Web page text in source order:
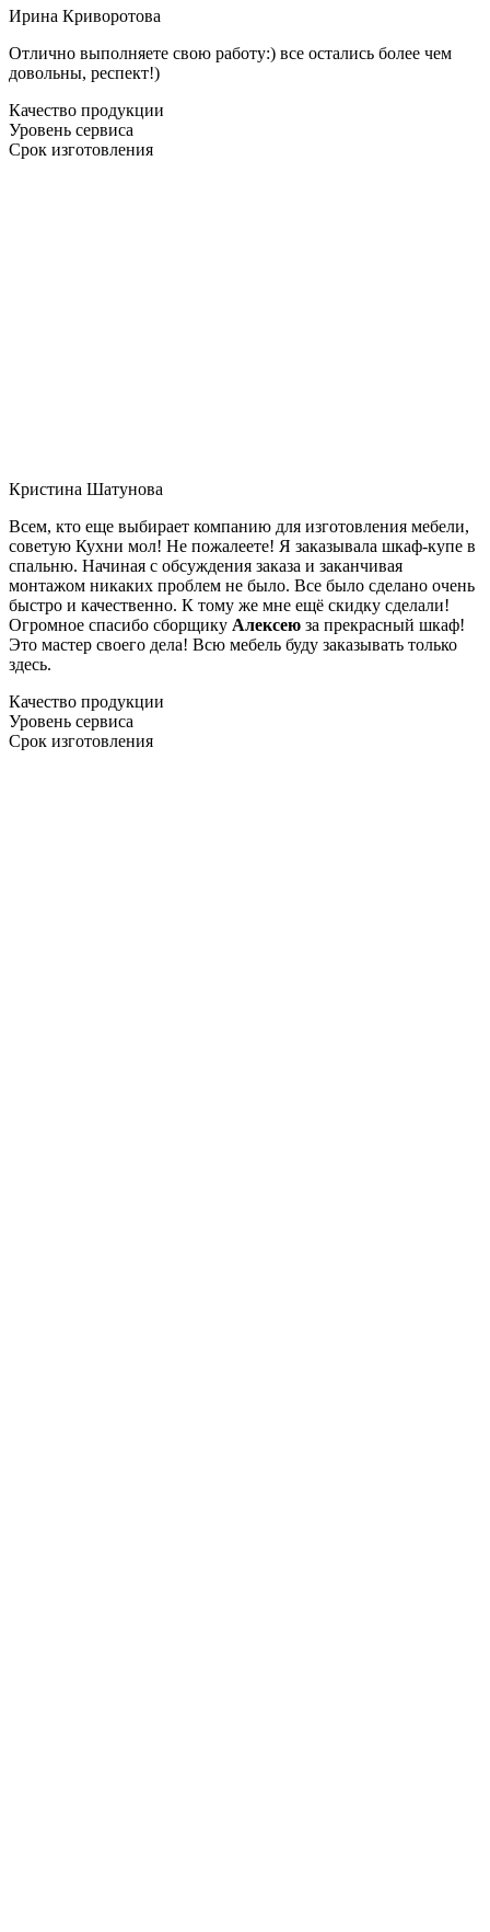
Ирина Криворотова
Отлично выполняете свою работу:) все остались более чем
довольны, респект!)
Качество продукции
Уровень сервиса
Срок изготовления
Кристина Шатунова
Всем, кто еще выбирает компанию для изготовления мебели,
советую Кухни мол! Не пожалеете! Я заказывала шкаф-купе в
спальню. Начиная с обсуждения заказа и заканчивая
монтажом никаких проблем не было. Все было сделано очень
быстро и качественно. К тому же мне ещё скидку сделали!
Огромное спасибо сборщику Алексею за прекрасный шкаф!
Это мастер своего дела! Всю мебель буду заказывать только
здесь.
Качество продукции
Уровень сервиса
Срок изготовления